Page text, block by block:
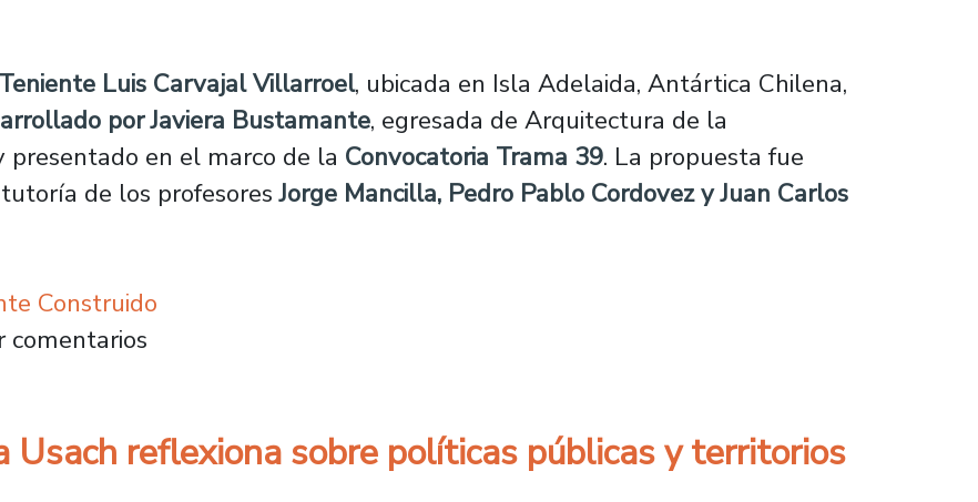
Luis Carvajal Villarroel, ubicada en Isla Adelaida, Antártica Chilena,
por Javiera Bustamante, egresada de Arquitectura de la
presentado en el marco de la Convocatoria Trama 39. La propuesta fue
de los profesoresJorge Mancilla, Pedro Pablo Cordovez y Juan Carlos
Construido
presenta propuesta de reposición para base científica en la Antártica
comentarios
Usach reflexiona sobre políticas públicas y territorios